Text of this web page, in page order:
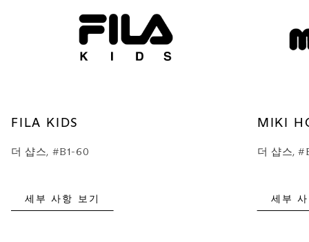
FILA KIDS
더 샵스, #B1-60
세부 사항 보기
MIKI
더 샵스,
세부